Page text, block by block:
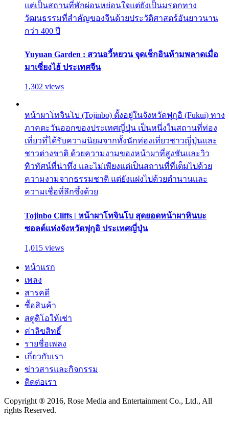
แต่เป็นสถานที่พักผ่อนหย่อนใจแต่ยังเป็นมรดกทาง
วัฒนธรรมที่สำคัญของจีนด้วยประวัติศาสตร์อันยาวนาน
กว่า 400 ปี
Yuyuan Garden : สวนอวี้หยวน จุดเช็กอินห้ามพลาดเมื่อ
มาเซี่ยงไฮ้ ประเทศจีน
1,302 views
หน้าผาโทจินโบ (Tojinbo) ตั้งอยู่ในจังหวัดฟุกุอิ (Fukui) ทาง
ภาคตะวันออกของประเทศญี่ปุ่น เป็นหนึ่งในสถานที่ท่อง
เที่ยวที่ได้รับความนิยมจากทั้งนักท่องเที่ยวชาวญี่ปุ่นและ
ชาวต่างชาติ ด้วยความงามของหน้าผาที่สูงชันและวิว
ทิวทัศน์ที่น่าทึ่ง และไม่เพียงแต่เป็นสถานที่ที่เต็มไปด้วย
ความงามจากธรรมชาติ แต่ยังแฝงไปด้วยตำนานและ
ความเชื่อที่ลึกซึ้งด้วย
Tojinbo Cliffs | หน้าผาโทจินโบ สุดยอดหน้าผาหินบะ
ซอลต์แห่งจังหวัดฟุกุอิ ประเทศญี่ปุ่น
1,015 views
หน้าแรก
เพลง
สารคดี
ซื้อสินค้า
สตูดิโอให้เช่า
ค่าลิขสิทธิ์
รายชื่อเพลง
เกี่ยวกับเรา
ข่าวสารและกิจกรรม
ติดต่อเรา
Copyright ® 2016, Rose Media and Entertainment Co., Ltd., All
rights Reserved.